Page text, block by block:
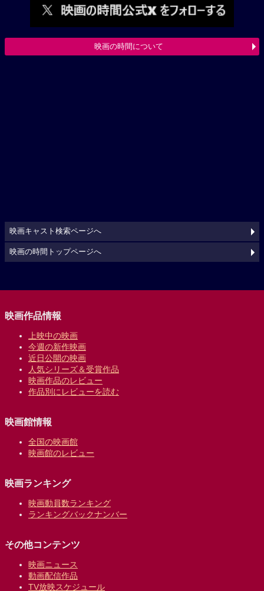
映画の時間について
映画キャスト検索ページへ
映画の時間トップページへ
映画作品情報
上映中の映画
今週の新作映画
近日公開の映画
人気シリーズ＆受賞作品
映画作品のレビュー
作品別にレビューを読む
映画館情報
全国の映画館
映画館のレビュー
映画ランキング
映画動員数ランキング
ランキングバックナンバー
その他コンテンツ
映画ニュース
動画配信作品
TV放映スケジュール